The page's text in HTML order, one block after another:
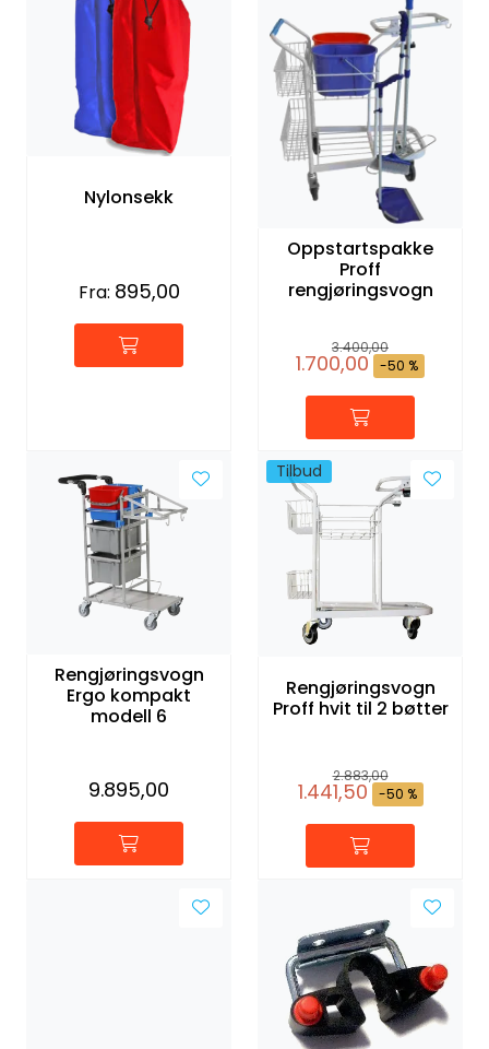
Nylonsekk
Fra: 895,00
Oppstartspakke
Proff
rengjøringsvogn
3.400,00
1.700,00 -50 %
Rengjøringsvogn
Ergo kompakt
modell 6
9.895,00
Tilbud
Rengjøringsvogn
Proff hvit til 2 bøtter
2.883,00
1.441,50 -50 %